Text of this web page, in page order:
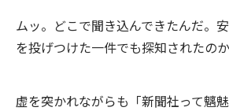
ムッ。どこで聞き込んできたんだ。
を投げつけた一件でも探知されたの
虚を突かれながらも「新聞社って魑